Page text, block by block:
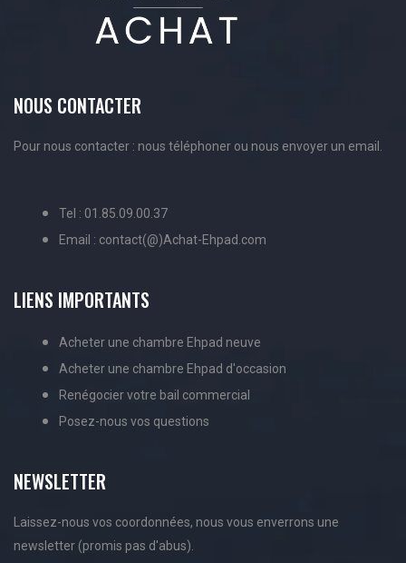
NOUS CONTACTER
Pour nous contacter : nous téléphoner ou nous envoyer un email.
Tel : 01.85.09.00.37
Email : contact(@)Achat-Ehpad.com
LIENS IMPORTANTS
Acheter une chambre Ehpad neuve
Acheter une chambre Ehpad d'occasion
Renégocier votre bail commercial
Posez-nous vos questions
NEWSLETTER
Laissez-nous vos coordonnées, nous vous enverrons une
newsletter (promis pas d'abus).